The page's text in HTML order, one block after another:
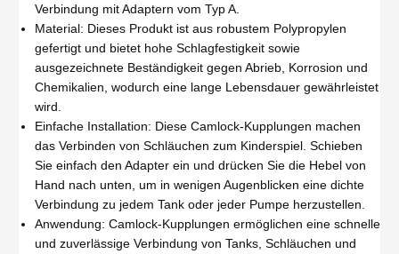
Verbindung mit Adaptern vom Typ A.
Material: Dieses Produkt ist aus robustem Polypropylen
gefertigt und bietet hohe Schlagfestigkeit sowie
ausgezeichnete Beständigkeit gegen Abrieb, Korrosion und
Chemikalien, wodurch eine lange Lebensdauer gewährleistet
wird.
Einfache Installation: Diese Camlock-Kupplungen machen
das Verbinden von Schläuchen zum Kinderspiel. Schieben
Sie einfach den Adapter ein und drücken Sie die Hebel von
Hand nach unten, um in wenigen Augenblicken eine dichte
Verbindung zu jedem Tank oder jeder Pumpe herzustellen.
Anwendung: Camlock-Kupplungen ermöglichen eine schnelle
und zuverlässige Verbindung von Tanks, Schläuchen und